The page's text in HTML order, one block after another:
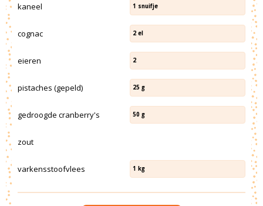
kaneel 1 snuifje
cognac 2 el
eieren 2
pistaches (gepeld) 25 g
gedroogde cranberry's 50 g
zout
varkensstoofvlees 1 kg